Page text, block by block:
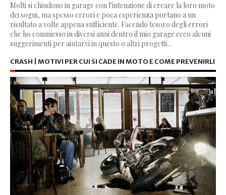
Molti si chiudono in garage con l'intenzione di creare la loro moto
dei sogni, ma spesso errori e poca esperienza portano a un
risultato a volte appena sufficiente. Facendo tesoro degli errori
che ho commesso in diversi anni dentro il mio garage ecco alcuni
suggerimenti per aiutarvi in questo o altri progetti...
CRASH | MOTIVI PER CUI SI CADE IN MOTO E COME PREVENIRLI